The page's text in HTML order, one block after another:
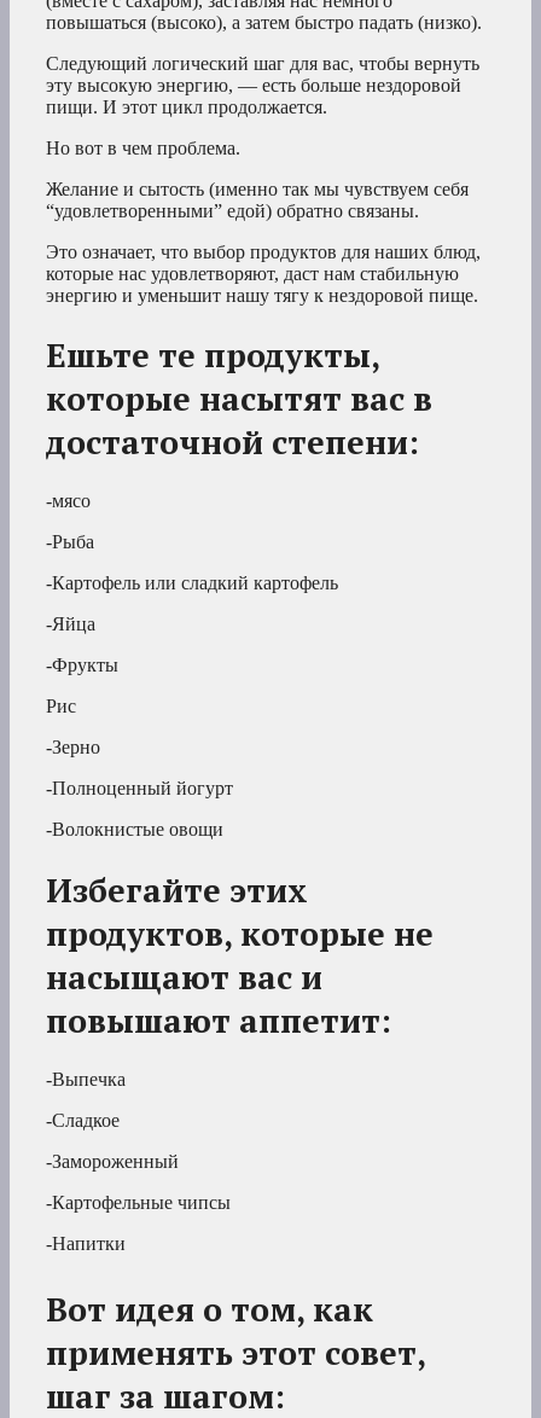
повышаться (высоко), а затем быстро падать (низко).
Следующий логический шаг для вас, чтобы вернуть
эту высокую энергию, — есть больше нездоровой
пищи. И этот цикл продолжается.
Но вот в чем проблема.
Желание и сытость (именно так мы чувствуем себя
“удовлетворенными” едой) обратно связаны.
Это означает, что выбор продуктов для наших блюд,
которые нас удовлетворяют, даст нам стабильную
энергию и уменьшит нашу тягу к нездоровой пище.
Ешьте те продукты,
которые насытят вас в
достаточной степени:
-мясо
-Рыба
-Картофель или сладкий картофель
-Яйца
-Фрукты
Рис
-Зерно
-Полноценный йогурт
-Волокнистые овощи
Избегайте этих
продуктов, которые не
насыщают вас и
повышают аппетит:
-Выпечка
-Сладкое
-Замороженный
-Картофельные чипсы
-Напитки
Вот идея о том, как
применять этот совет,
шаг за шагом: